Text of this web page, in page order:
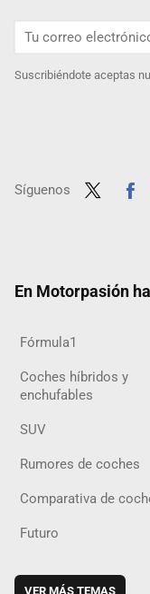
Suscribiéndote aceptas
Síguenos
En Motorpasión
Fórmula1
Coches híbridos y
enchufables
SUV
Rumores de coches
Comparativa de
Futuro
VER MÁS TEMAS